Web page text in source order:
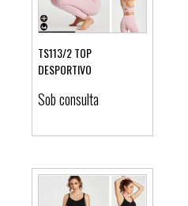
Ver detalhes
TS113/2 TOP
DESPORTIVO
Sob consulta